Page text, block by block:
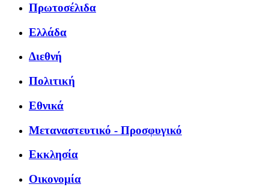
Πρωτοσέλιδα
Ελλάδα
Διεθνή
Πολιτική
Εθνικά
Μεταναστευτικό - Προσφυγικό
Εκκλησία
Οικονομία